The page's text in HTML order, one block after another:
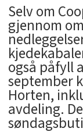
Selv om
gjennom
også påfyll
september
Horten,
avdeling.